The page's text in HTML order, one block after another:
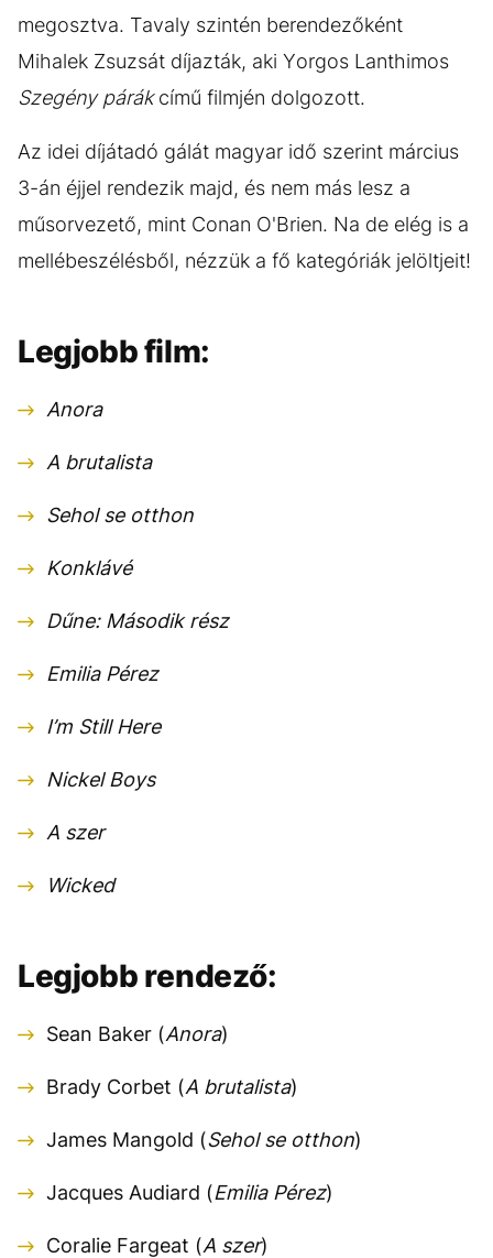
megosztva. Tavaly szintén berendezőként
Mihalek Zsuzsát díjazták, aki Yorgos Lanthimos
Szegény párákcímű filmjén dolgozott.
Az idei díjátadó gálát magyar idő szerint március
3-án éjjel rendezik majd, és nem más lesz a
műsorvezető, mint Conan O'Brien. Na de elég is a
mellébeszélésből, nézzük a fő kategóriák jelöltjeit!
Legjobb film:
Anora
A brutalista
Sehol se otthon
Konklávé
Dűne: Második rész
Emilia Pérez
I’m Still Here
Nickel Boys
A szer
Wicked
Legjobb rendező:
Sean Baker (Anora)
Brady Corbet (A brutalista)
James Mangold (Sehol se otthon)
Jacques Audiard (Emilia Pérez)
Coralie Fargeat (A szer)